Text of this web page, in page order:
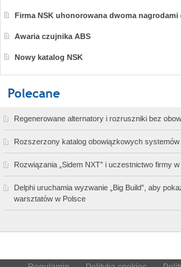
Firma NSK uhonorowana dwoma
Awaria czujnika ABS
Nowy katalog NSK
Regenerowane alternatory i rozruszniki bez
Rozszerzony katalog obowiązkowych
Rozwiązania „Sidem NXT” i uczestnictwo firmy
Delphi uruchamia wyzwanie „Big Build”, aby
warsztatów w Polsce